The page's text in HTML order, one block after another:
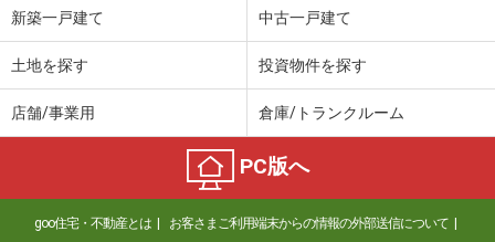
新築一戸建て 中古一戸建て
土地を探す 投資物件を探す
店舗/事業用 倉庫/トランクルーム
PC版へ
goo住宅・不動産とは お客さまご利用端末からの情報の外部送信について